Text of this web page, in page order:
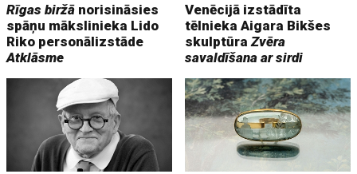
Rīgas biržā norisināsies
spāņu mākslinieka Lido
Riko personālizstāde
Atklāsme
Venēcijā izstādīta
tēlnieka Aigara Bikšes
skulptūraZvēra
savaldīšana ar sirdi